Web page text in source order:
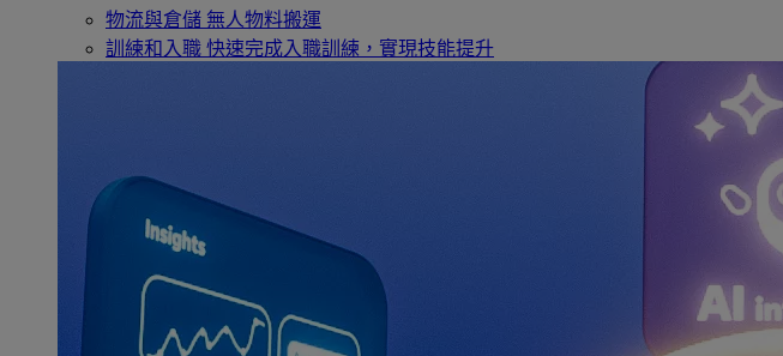
物流與倉儲 無人物料搬運
訓練和入職 快速完成入職訓練，實現技能提升